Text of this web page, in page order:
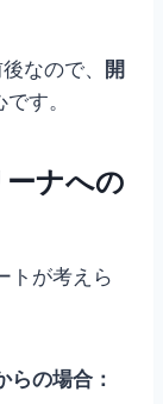
なので、
開
す。
ナへの
トが考えら
らの場合：